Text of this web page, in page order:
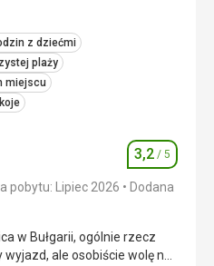
z dziećmi
plaży
miejscu
Ocena
3,2 / 5
pobytu: Lipiec 2026
Dodana
w Bułgarii, ogólnie rzecz
ale osobiście wolę np.